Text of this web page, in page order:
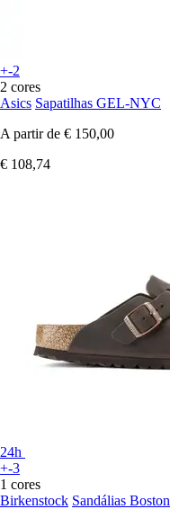
+-2
2 cores
Asics Sapatilhas GEL-NYC
A partir de € 150,00
€ 108,74
24h
+-3
1 cores
Birkenstock Sandálias Boston